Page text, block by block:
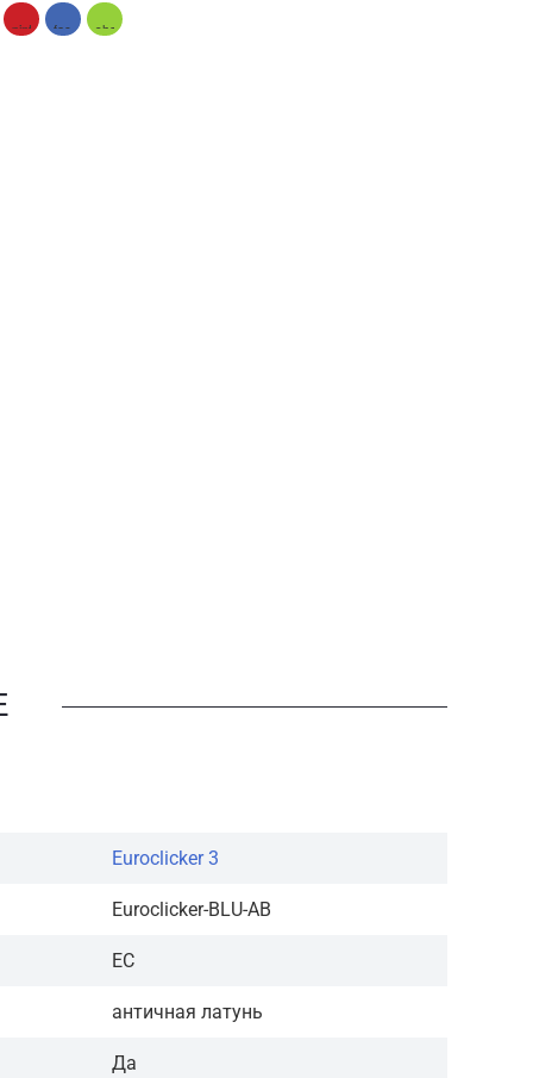
Euroclicker 3
Euroclicker-BLU-AB
ЕС
античная латунь
Да